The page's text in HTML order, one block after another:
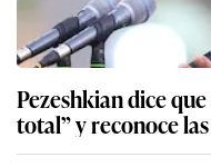
Pezeshkian dice
total” y reconoce